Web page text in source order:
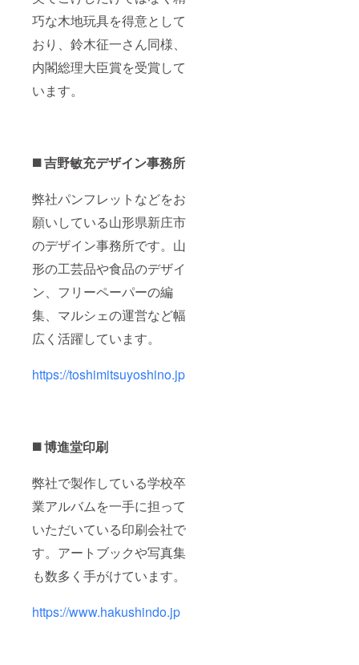
巧な木地玩具を得意として
おり、鈴木征一さん同様、
内閣総理大臣賞を受賞して
います。
◼️ 吉野敏充デザイン事務所
弊社パンフレットなどをお
願いしている山形県新庄市
のデザイン事務所です。山
形の工芸品や食品のデザイ
ン、フリーペーパーの編
集、マルシェの運営など幅
広く活躍しています。
https://toshimitsuyoshino.jp
◼️ 博進堂印刷
弊社で製作している学校卒
業アルバムを一手に担って
いただいている印刷会社で
す。アートブックや写真集
も数多く手がけています。
https://www.hakushindo.jp